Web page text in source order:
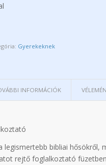
Gyerekeknek
INFORMÁCIÓK
legismertebb bibliai hősökről,
rejtő foglalkoztató